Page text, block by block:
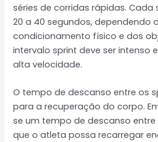
séries de corridas rápidas. Cada
20 a 40 segundos, dependendo
condicionamento físico e dos
intervalo sprint deve ser intenso
alta velocidade.
O tempo de descanso entre os
para a recuperação do corpo.
se um tempo de descanso entre
que o atleta possa recarregar